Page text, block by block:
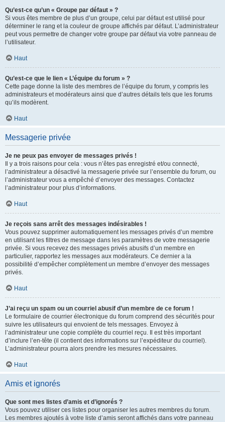
Qu’est-ce qu’un « Groupe par défaut » ?
Si vous êtes membre de plus d’un groupe, celui par défaut est utilisé pour
déterminer le rang et la couleur de groupe affichés par défaut. L’administrateur
peut vous permettre de changer votre groupe par défaut via votre panneau de
l’utilisateur.
Haut
Qu’est-ce que le lien « L’équipe du forum » ?
Cette page donne la liste des membres de l’équipe du forum, y compris les
administrateurs et modérateurs ainsi que d’autres détails tels que les forums
qu’ils modèrent.
Haut
Messagerie privée
Je ne peux pas envoyer de messages privés !
Il y a trois raisons pour cela : vous n’êtes pas enregistré et/ou connecté,
l’administrateur a désactivé la messagerie privée sur l’ensemble du forum, ou
l’administrateur vous a empêché d’envoyer des messages. Contactez
l’administrateur pour plus d’informations.
Haut
Je reçois sans arrêt des messages indésirables !
Vous pouvez supprimer automatiquement les messages privés d’un membre
en utilisant les filtres de message dans les paramètres de votre messagerie
privée. Si vous recevez des messages privés abusifs d’un membre en
particulier, rapportez les messages aux modérateurs. Ce dernier a la
possibilité d’empêcher complètement un membre d’envoyer des messages
privés.
Haut
J’ai reçu un spam ou un courriel abusif d’un membre de ce forum !
Le formulaire de courrier électronique du forum comprend des sécurités pour
suivre les utilisateurs qui envoient de tels messages. Envoyez à
l’administrateur une copie complète du courriel reçu. Il est très important
d’inclure l’en-tête (il contient des informations sur l’expéditeur du courriel).
L’administrateur pourra alors prendre les mesures nécessaires.
Haut
Amis et ignorés
Que sont mes listes d’amis et d’ignorés ?
Vous pouvez utiliser ces listes pour organiser les autres membres du forum.
Les membres ajoutés à votre liste d’amis seront affichés dans votre panneau